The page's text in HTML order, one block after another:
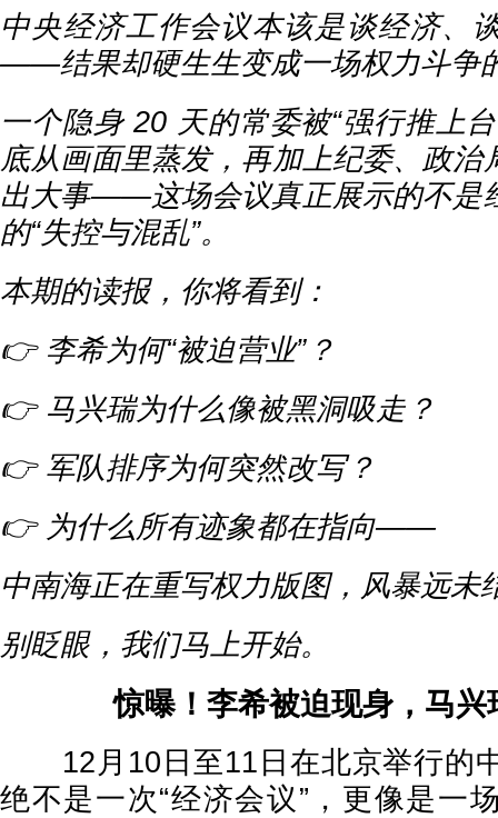
中央经济工作会议本该是谈经济、
——结果却硬生生变成一场权力斗争
一个隐身 20 天的常委被“强行推上
底从画面里蒸发，再加上纪委、政治
出大事——这场会议真正展示的不是
的“失控与混乱”。
本期的读报，你将看到：
👉 李希为何“被迫营业”？
👉 马兴瑞为什么像被黑洞吸走？
👉 军队排序为何突然改写？
👉 为什么所有迹象都在指向——
中南海正在重写权力版图，风暴远未
别眨眼，我们马上开始。
惊曝！李希被迫现身，马兴
12月10日至11日在北京举行的
绝不是一次“经济会议”，更像是一